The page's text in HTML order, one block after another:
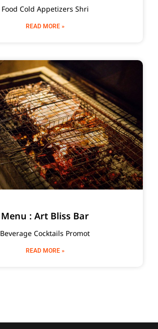
Food Cold Appetizers Shri
READ MORE »
Menu : Art Bliss Bar
Beverage Cocktails Promot
READ MORE »